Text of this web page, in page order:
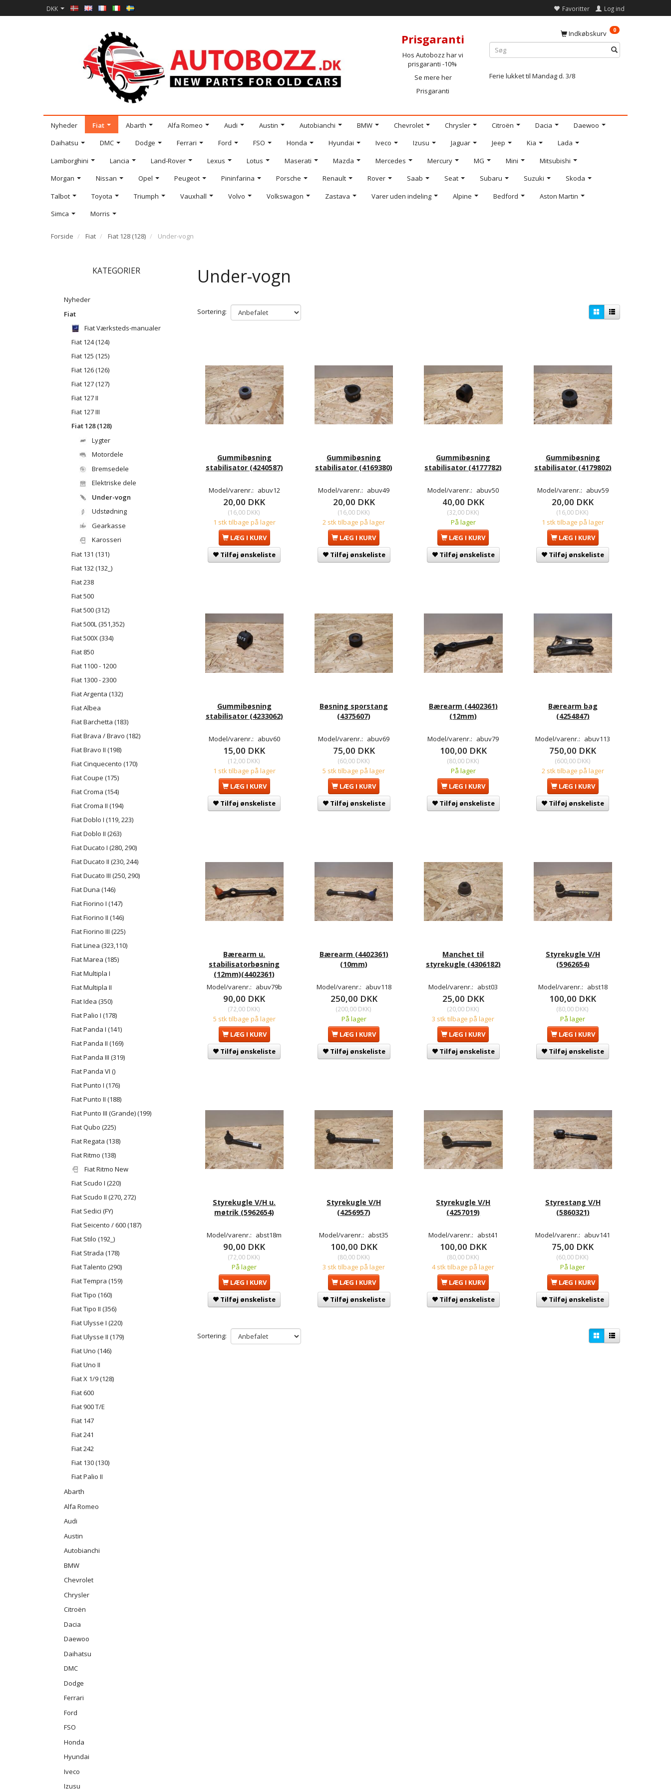
DKK Favoritter Log ind
Prisgaranti
Hos Autobozz har vi
prisgaranti -10%
Se mere her
Prisgaranti
Indkøbskurv 0
Ferie lukket til Mandag d. 3/8
Nyheder Fiat Abarth Alfa Romeo Audi Austin Autobianchi BMW Chevrolet Chrysler Citroën Dacia
Daewoo
Daihatsu
DMC Dodge Ferrari Ford FSO Honda Hyundai Iveco Izusu Jaguar Jeep Kia
Lada
Lamborghini
Lancia Land-Rover Lexus Lotus Maserati Mazda Mercedes Mercury MG Mini
Mitsubishi
Morgan
Nissan Opel Peugeot Pininfarina Porsche Renault Rover Saab Seat Subaru Suzuki
Skoda
Talbot
Toyota Triumph Vauxhall Volvo Volkswagon Zastava Varer uden indeling Alpine Bedford
Aston Martin
Simca
Morris
Forside Fiat Fiat 128 (128) Under-vogn
KATEGORIER
Nyheder
Fiat
Fiat Værksteds-manualer
Fiat 124 (124)
Fiat 125 (125)
Fiat 126 (126)
Fiat 127 (127)
Fiat 127 II
Fiat 127 III
Fiat 128 (128)
Lygter
Motordele
Bremsedele
Elektriske dele
Under-vogn
Udstødning
Gearkasse
Karosseri
Fiat 131 (131)
Fiat 132 (132_)
Fiat 238
Fiat 500
Fiat 500 (312)
Fiat 500L (351,352)
Fiat 500X (334)
Fiat 850
Fiat 1100 - 1200
Fiat 1300 - 2300
Fiat Argenta (132)
Fiat Albea
Fiat Barchetta (183)
Fiat Brava / Bravo (182)
Fiat Bravo II (198)
Fiat Cinquecento (170)
Fiat Coupe (175)
Fiat Croma (154)
Fiat Croma II (194)
Fiat Doblo I (119, 223)
Fiat Doblo II (263)
Fiat Ducato I (280, 290)
Fiat Ducato II (230, 244)
Fiat Ducato III (250, 290)
Fiat Duna (146)
Fiat Fiorino I (147)
Fiat Fiorino II (146)
Fiat Fiorino III (225)
Fiat Linea (323,110)
Fiat Marea (185)
Fiat Multipla I
Fiat Multipla II
Fiat Idea (350)
Fiat Palio I (178)
Fiat Panda I (141)
Fiat Panda II (169)
Fiat Panda III (319)
Fiat Panda VI ()
Fiat Punto I (176)
Fiat Punto II (188)
Fiat Punto III (Grande) (199)
Fiat Qubo (225)
Fiat Regata (138)
Fiat Ritmo (138)
Fiat Ritmo New
Fiat Scudo I (220)
Fiat Scudo II (270, 272)
Fiat Sedici (FY)
Fiat Seicento / 600 (187)
Fiat Stilo (192_)
Fiat Strada (178)
Fiat Talento (290)
Fiat Tempra (159)
Fiat Tipo (160)
Fiat Tipo II (356)
Fiat Ulysse I (220)
Fiat Ulysse II (179)
Fiat Uno (146)
Fiat Uno II
Fiat X 1/9 (128)
Fiat 600
Fiat 900 T/E
Fiat 147
Fiat 241
Fiat 242
Fiat 130 (130)
Fiat Palio II
Abarth
Alfa Romeo
Audi
Austin
Autobianchi
BMW
Chevrolet
Chrysler
Citroën
Dacia
Daewoo
Daihatsu
DMC
Dodge
Ferrari
Ford
FSO
Honda
Hyundai
Iveco
Izusu
Under-vogn
Sortering:
Gummibøsning
stabilisator (4240587)
Model/varenr.: abuv12
20,00 DKK
(16,00 DKK)
1 stk tilbage på lager
LÆG I KURV
Tilføj ønskeliste
Gummibøsning
stabilisator (4169380)
Model/varenr.: abuv49
20,00 DKK
(16,00 DKK)
2 stk tilbage på lager
LÆG I KURV
Tilføj ønskeliste
Gummibøsning
stabilisator (4177782)
Model/varenr.: abuv50
40,00 DKK
(32,00 DKK)
På lager
LÆG I KURV
Tilføj ønskeliste
Gummibøsning
stabilisator (4179802)
Model/varenr.: abuv59
20,00 DKK
(16,00 DKK)
1 stk tilbage på lager
LÆG I KURV
Tilføj ønskeliste
Gummibøsning
stabilisator (4233062)
Model/varenr.: abuv60
15,00 DKK
(12,00 DKK)
1 stk tilbage på lager
LÆG I KURV
Tilføj ønskeliste
Bøsning sporstang
(4375607)
Model/varenr.: abuv69
75,00 DKK
(60,00 DKK)
5 stk tilbage på lager
LÆG I KURV
Tilføj ønskeliste
Bærearm (4402361)
(12mm)
Model/varenr.: abuv79
100,00 DKK
(80,00 DKK)
På lager
LÆG I KURV
Tilføj ønskeliste
Bærearm bag
(4254847)
Model/varenr.: abuv113
750,00 DKK
(600,00 DKK)
2 stk tilbage på lager
LÆG I KURV
Tilføj ønskeliste
Bærearm u.
stabilisatorbøsning
(12mm)(4402361)
Model/varenr.: abuv79b
90,00 DKK
(72,00 DKK)
5 stk tilbage på lager
LÆG I KURV
Tilføj ønskeliste
Bærearm (4402361)
(10mm)
Model/varenr.: abuv118
250,00 DKK
(200,00 DKK)
På lager
LÆG I KURV
Tilføj ønskeliste
Manchet til
styrekugle (4306182)
Model/varenr.: abst03
25,00 DKK
(20,00 DKK)
3 stk tilbage på lager
LÆG I KURV
Tilføj ønskeliste
Styrekugle V/H
(5962654)
Model/varenr.: abst18
100,00 DKK
(80,00 DKK)
På lager
LÆG I KURV
Tilføj ønskeliste
Styrekugle V/H u.
møtrik (5962654)
Model/varenr.: abst18m
90,00 DKK
(72,00 DKK)
På lager
LÆG I KURV
Tilføj ønskeliste
Styrekugle V/H
(4256957)
Model/varenr.: abst35
100,00 DKK
(80,00 DKK)
3 stk tilbage på lager
LÆG I KURV
Tilføj ønskeliste
Styrekugle V/H
(4257019)
Model/varenr.: abst41
100,00 DKK
(80,00 DKK)
4 stk tilbage på lager
LÆG I KURV
Tilføj ønskeliste
Styrestang V/H
(5860321)
Model/varenr.: abuv141
75,00 DKK
(60,00 DKK)
På lager
LÆG I KURV
Tilføj ønskeliste
Sortering: